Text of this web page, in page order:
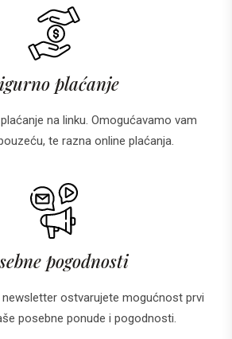
plaćanje
na linku. Omogućavamo vam
te razna online plaćanja.
pogodnosti
newsletter ostvarujete mogućnost prvi
posebne ponude i pogodnosti.